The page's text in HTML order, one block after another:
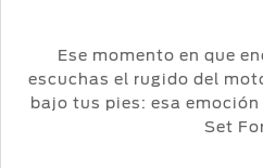
Ese momento en que
escuchas el rugido del
bajo tus pies: esa emoción
Set